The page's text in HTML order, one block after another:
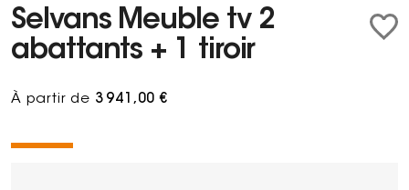
Selvans Meuble tv 2
abattants + 1 tiroir
À partir de 3 941,00 €